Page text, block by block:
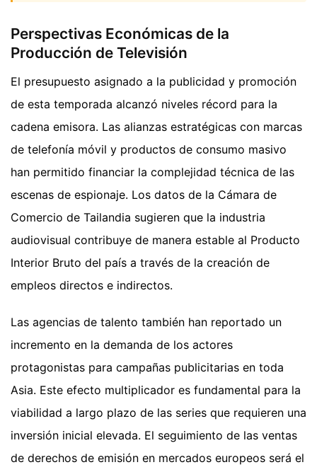
Perspectivas Económicas de la
Producción de Televisión
El presupuesto asignado a la publicidad y promoción
de esta temporada alcanzó niveles récord para la
cadena emisora. Las alianzas estratégicas con marcas
de telefonía móvil y productos de consumo masivo
han permitido financiar la complejidad técnica de las
escenas de espionaje. Los datos de la Cámara de
Comercio de Tailandia sugieren que la industria
audiovisual contribuye de manera estable al Producto
Interior Bruto del país a través de la creación de
empleos directos e indirectos.
Las agencias de talento también han reportado un
incremento en la demanda de los actores
protagonistas para campañas publicitarias en toda
Asia. Este efecto multiplicador es fundamental para la
viabilidad a largo plazo de las series que requieren una
inversión inicial elevada. El seguimiento de las ventas
de derechos de emisión en mercados europeos será el